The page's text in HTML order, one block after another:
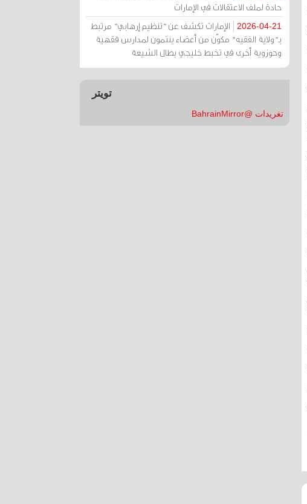
حادة لملف الاعتقالات في الإمارات
2026-04-21
الإمارات تكشف عن "تنظيم إرهابي" مرتبط
بـ"ولاية الفقيه" مكوّن من أعضاء ينتمون لمدارس فقهية
وحوزوية أخرى في تخبط خليجي يطال الشيعة
تويتر
تغريدات @BahrainMirror